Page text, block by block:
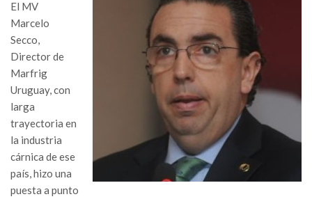
El MV
Marcelo
Secco,
Director de
Marfrig
Uruguay, con
larga
trayectoria en
la industria
cárnica de ese
país, hizo una
puesta a punto